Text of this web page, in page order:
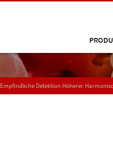
Empfindliche Detektion Höherer